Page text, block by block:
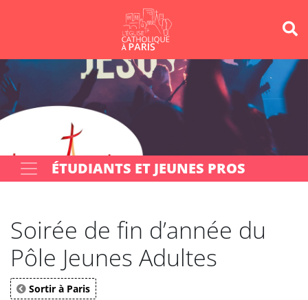
Votre recherche OK
ÉTUDIANTS ET JEUNES PROS
Soirée de fin d’année du
Pôle Jeunes Adultes
Sortir à Paris
Panneau de gestion des cookies